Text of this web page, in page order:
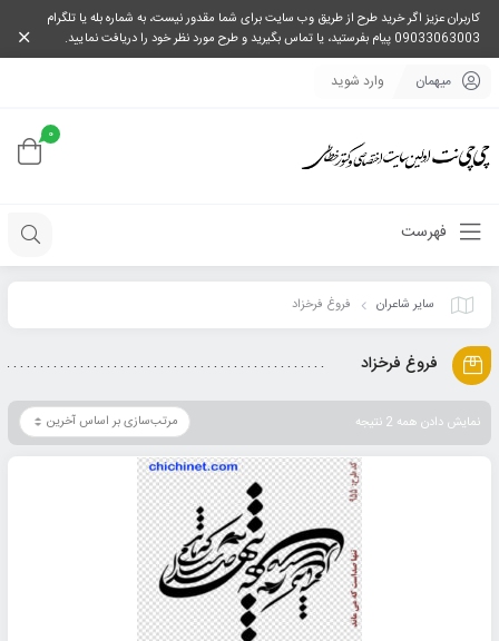
کاربران عزیز اگر خرید طرح از طریق وب سایت برای شما مقدور نیست، به شماره بله یا تلگرام
09033063003 پیام بفرستید، یا تماس بگیرید و طرح مورد نظر خود را دریافت نمایید.
میهمان وارد شوید
0
فهرست
سایر شاعران فروغ فرخزاد
فروغ فرخزاد
نمایش دادن همه 2 نتیجه